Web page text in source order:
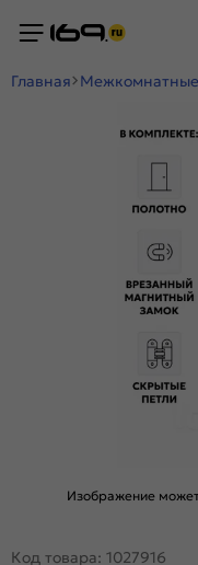
Главная
Изображение может
Код товара: 1027916